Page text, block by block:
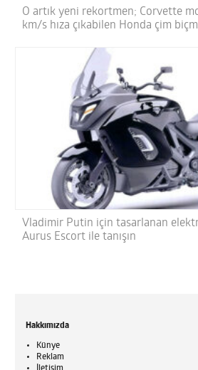
O artık yeni rekortmen; Corvette
km/s hıza çıkabilen Honda çim
Vladimir Putin için tasarlanan
Aurus Escort ile tanışın
Hakkımızda
Künye
Reklam